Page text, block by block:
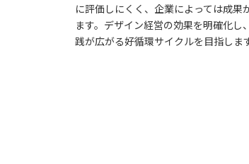
に評価しにくく、企業によっては成
ます。デザイン経営の効果を明確化
践が広がる好循環サイクルを目指します